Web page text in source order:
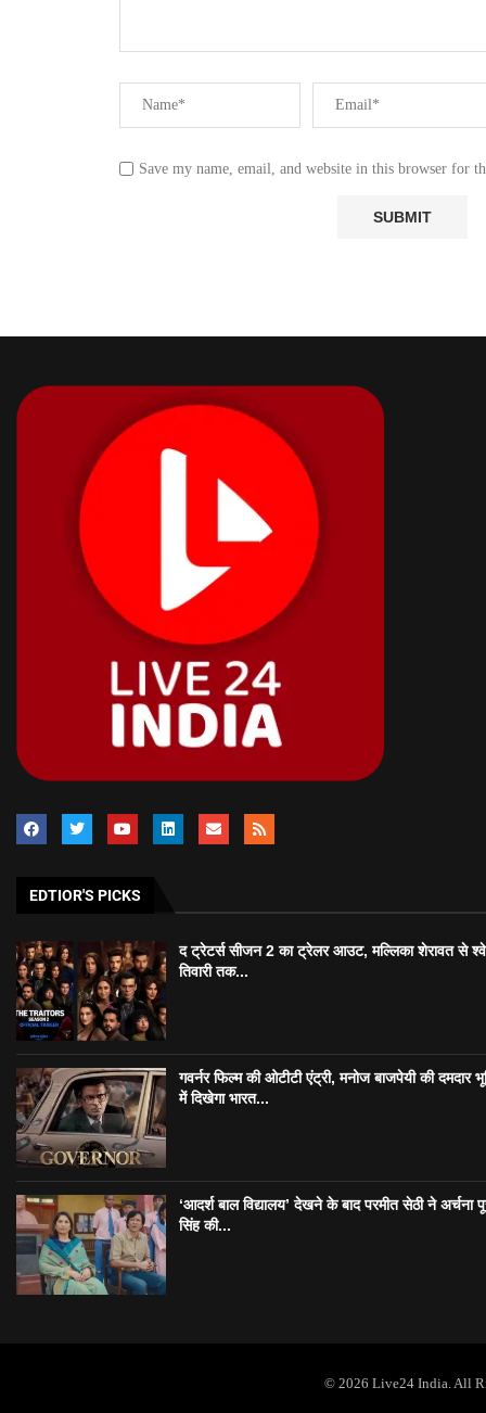
Save my name, email, and website in this browser for
EDTIOR'S PICKS
द ट्रेटर्स सीजन 2 का ट्रेलर आउट, मल्लिका शेरावत से
तिवारी तक...
गवर्नर फिल्म की ओटीटी एंट्री, मनोज बाजपेयी की दमदार
में दिखेगा भारत...
‘आदर्श बाल विद्यालय’ देखने के बाद परमीत सेठी ने अर्चना
सिंह की...
© 2026 Live24 India. All